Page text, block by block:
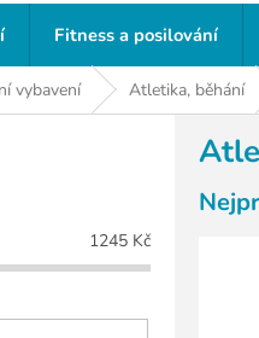
Fitness a posilování
vybavení Atletika, běhání
1245 Kč